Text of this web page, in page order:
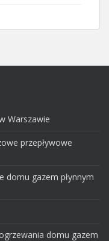
Warszawie
przepływowe
domu gazem płynnym
domu gazem